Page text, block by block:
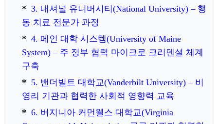
3. 내셔널 유니버시티(National University) – 행
동 치료 전문가 과정
4. 메인 대학 시스템(University of Maine
System) – 주 정부 협력 마이크로 크리덴셜 체계
구축
5. 밴더빌트 대학교(Vanderbilt University) – 비
영리 기관과 협력한 사회적 영향력 교육
6. 버지니아 커먼웰스 대학교(Virginia